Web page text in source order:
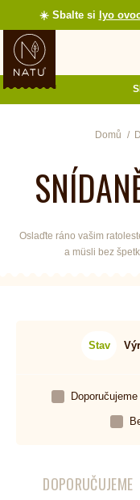
☀️ Sbalte si lyo
Domů
Oslaďte ráno vašim
a müsli bez
Stav
Doporučujeme
DOPORUČUJEME